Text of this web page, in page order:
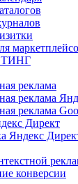
реклама
реклама
реклама
Директ
Яндекс
конверсии